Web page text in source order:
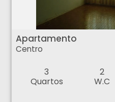
Apartamento - Centro - Ribeirão Preto
Apartamento
Centro
3
Quartos
2
W.C